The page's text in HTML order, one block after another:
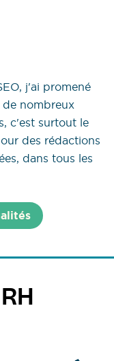
j'ai promené
de nombreux
c'est surtout le
des rédactions
dans tous les